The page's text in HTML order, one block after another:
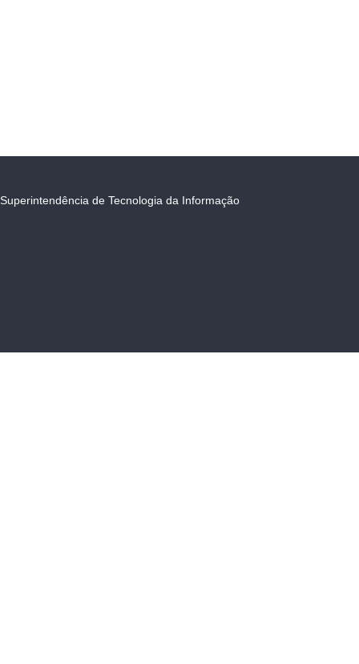
Superintendência de Tecnologia da Informação